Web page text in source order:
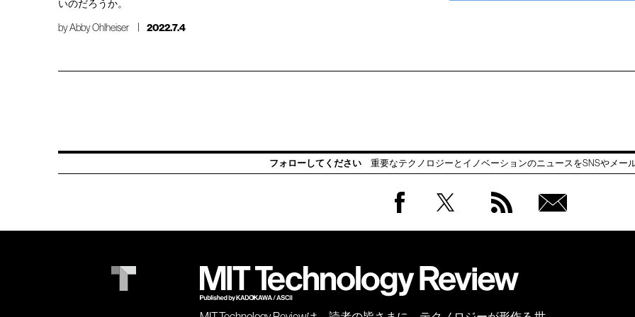
いのだろうか。
byAbby Ohlheiser 2022.7.4
フォローしてください 重要なテクノロジーとイノベーションのニュースをSNSやメー
会員